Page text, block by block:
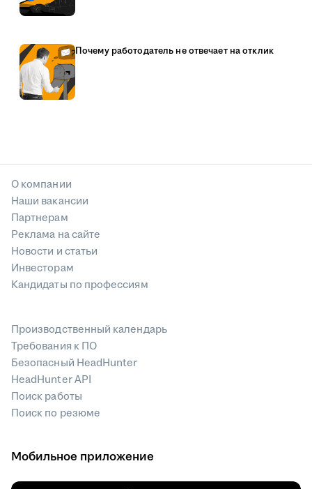
Почему работодатель не отвечает на отклик
О компании
Наши вакансии
Партнерам
Реклама на сайте
Новости и статьи
Инвесторам
Кандидаты по профессиям
Производственный календарь
Требования к ПО
Безопасный HeadHunter
HeadHunter API
Поиск работы
Поиск по резюме
Мобильное приложение